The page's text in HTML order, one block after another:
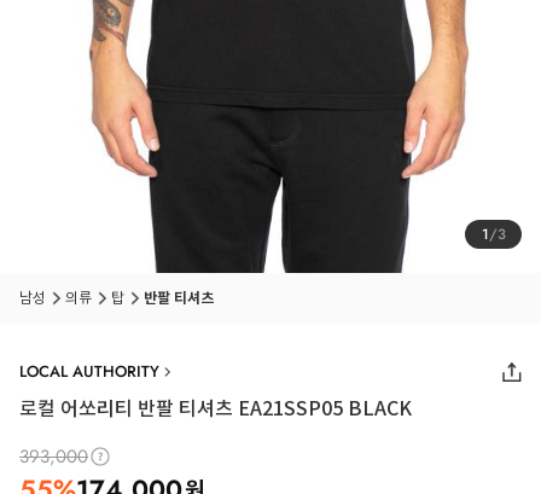
1/3
남성 의류 탑 반팔 티셔츠
LOCAL AUTHORITY
로컬 어쏘리티 반팔 티셔츠 EA21SSP05 BLACK
393,000